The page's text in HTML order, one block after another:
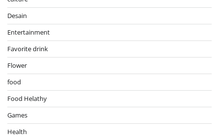
Desain
Entertainment
Favorite drink
Flower
food
Food Helathy
Games
Health